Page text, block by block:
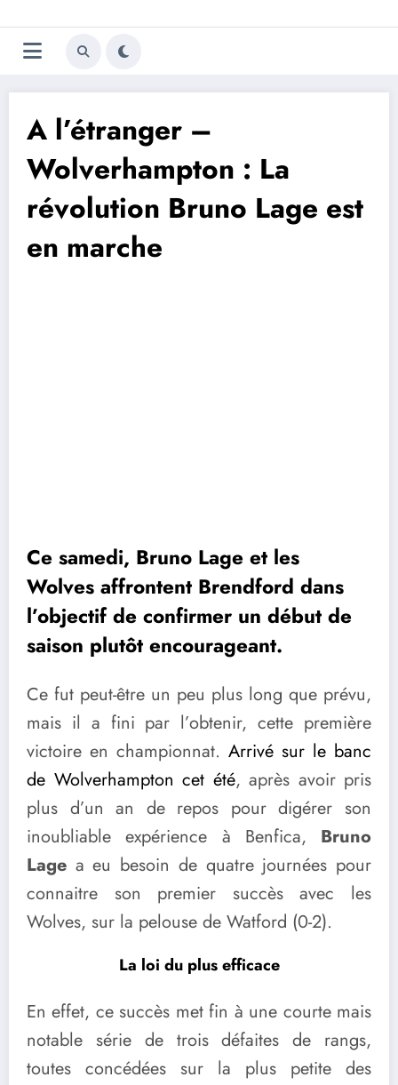
au
contenu
Trivela
L'actualité du football
A l’étranger –
Wolverhampton : La
révolution Bruno Lage est
en marche
Ce samedi, Bruno Lage et les
Wolves affrontent Brendford dans
l’objectif de confirmer un début de
saison plutôt encourageant.
Ce fut peut-être un peu plus long que prévu,
mais il a fini par l’obtenir, cette première
victoire en championnat. Arrivé sur le banc
de Wolverhampton cet été, après avoir pris
plus d’un an de repos pour digérer son
inoubliable expérience à Benfica, Bruno
Lage a eu besoin de quatre journées pour
connaitre son premier succès avec les
Wolves, sur la pelouse de Watford (0-2).
La loi du plus efficace
En effet, ce succès met fin à une courte mais
notable série de trois défaites de rangs,
toutes concédées sur la plus petite des